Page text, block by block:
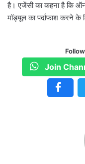
है। एजेंसी का कहना है कि
मॉड्यूल का पर्दाफाश करने के
Join